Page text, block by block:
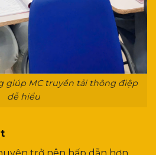
giúp MC truyền tải thông điệp
dễ hiểu